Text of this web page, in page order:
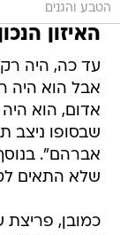
הטבע והגנים
האיזון
אבל הוא היה
אדום, הוא היה
שבסופו ניצב
אברהם".
שלא התאים
כמובן, פריצת